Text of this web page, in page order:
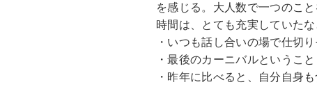
を感じる。大人数で一つのこ
時間は、とても充実していたな
・いつも話し合いの場で仕切
・最後のカーニバルというこ
・昨年に比べると、自分自身